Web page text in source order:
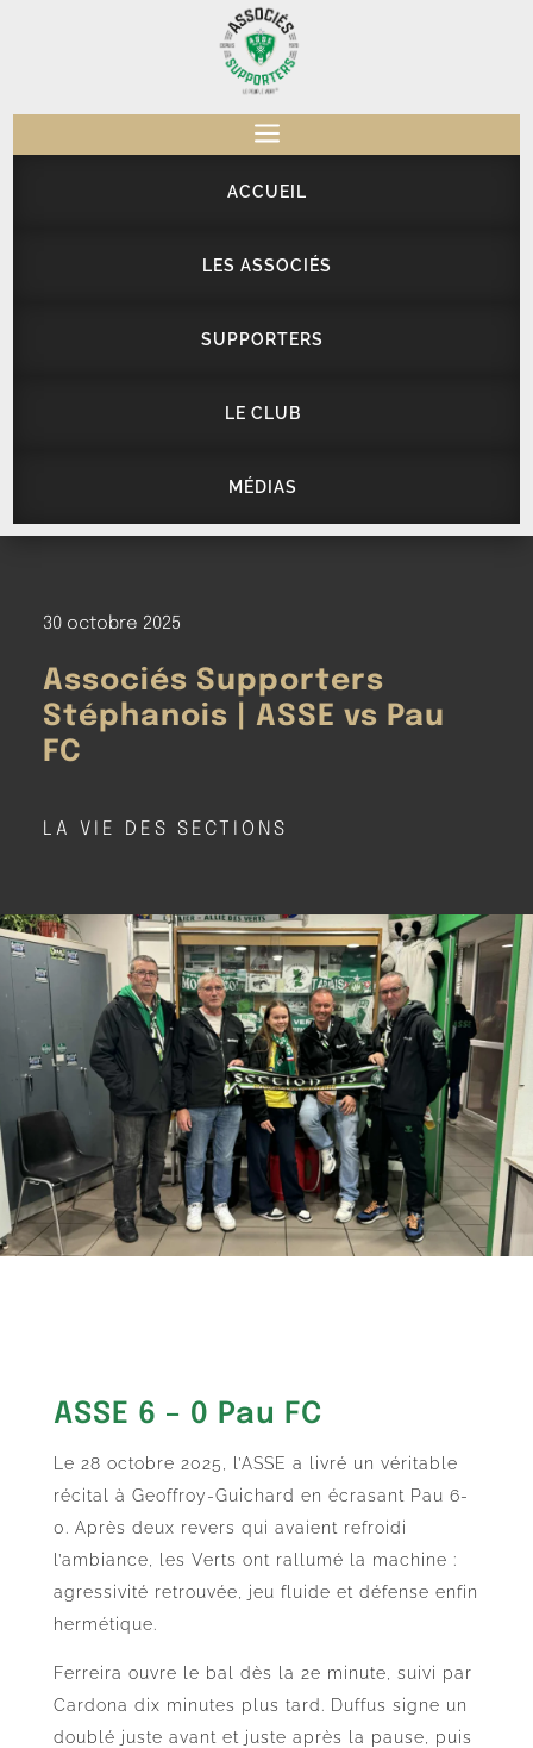
a
ACCUEIL
LES ASSOCIÉS
SUPPORTERS
LE CLUB
MÉDIAS
30 octobre 2025
Associés Supporters
Stéphanois | ASSE vs Pau
FC
LA VIE DES SECTIONS
ASSE 6 – 0 Pau FC
Le 28 octobre 2025, l’ASSE a livré un véritable
récital à Geoffroy-Guichard en écrasant Pau 6-
0. Après deux revers qui avaient refroidi
l’ambiance, les Verts ont rallumé la machine :
agressivité retrouvée, jeu fluide et défense enfin
hermétique.
Ferreira ouvre le bal dès la 2e minute, suivi par
Cardona dix minutes plus tard. Duffus signe un
doublé juste avant et juste après la pause, puis